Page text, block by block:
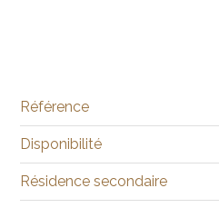
Référence
Disponibilité
Résidence secondaire